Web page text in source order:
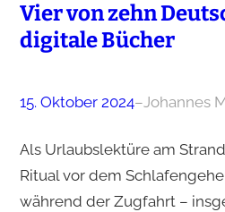
Vier von zehn
digitale Bücher
15. Oktober 2024–Johannes
Als Urlaubslektüre am
Ritual vor dem
während der Zugfahrt –